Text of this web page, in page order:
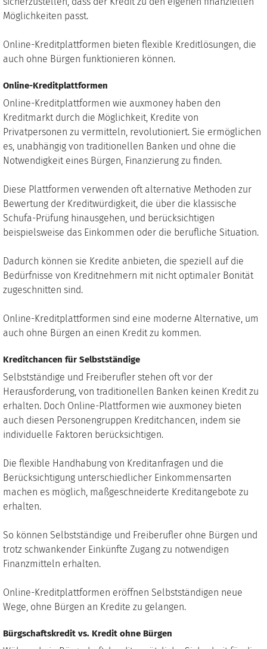
Möglichkeiten passt.
Online-Kreditplattformen bieten flexible Kreditlösungen, die
auch ohne Bürgen funktionieren können.
Online-Kreditplattformen
Online-Kreditplattformen wie auxmoney haben den
Kreditmarkt durch die Möglichkeit, Kredite von
Privatpersonen zu vermitteln, revolutioniert. Sie ermöglichen
es, unabhängig von traditionellen Banken und ohne die
Notwendigkeit eines Bürgen, Finanzierung zu finden.
Diese Plattformen verwenden oft alternative Methoden zur
Bewertung der Kreditwürdigkeit, die über die klassische
Schufa-Prüfung hinausgehen, und berücksichtigen
beispielsweise das Einkommen oder die berufliche Situation.
Dadurch können sie Kredite anbieten, die speziell auf die
Bedürfnisse von Kreditnehmern mit nicht optimaler Bonität
zugeschnitten sind.
Online-Kreditplattformen sind eine moderne Alternative, um
auch ohne Bürgen an einen Kredit zu kommen.
Kreditchancen für Selbstständige
Selbstständige und Freiberufler stehen oft vor der
Herausforderung, von traditionellen Banken keinen Kredit zu
erhalten. Doch Online-Plattformen wie auxmoney bieten
auch diesen Personengruppen Kreditchancen, indem sie
individuelle Faktoren berücksichtigen.
Die flexible Handhabung von Kreditanfragen und die
Berücksichtigung unterschiedlicher Einkommensarten
machen es möglich, maßgeschneiderte Kreditangebote zu
erhalten.
So können Selbstständige und Freiberufler ohne Bürgen und
trotz schwankender Einkünfte Zugang zu notwendigen
Finanzmitteln erhalten.
Online-Kreditplattformen eröffnen Selbstständigen neue
Wege, ohne Bürgen an Kredite zu gelangen.
Bürgschaftskredit vs. Kredit ohne Bürgen